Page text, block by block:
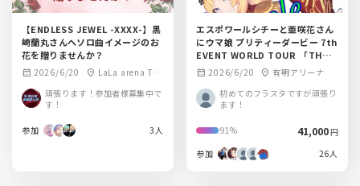
【ENDLESS JEWEL -XXXX-】黒
崎蘭丸さんへソロ曲イメージのお
花を贈りませんか？
calendar_month 2026/6/20 location_on LaLa arena TO
頑張ります！参加者様募集中で
す！
参加 3人
エスポワールシチーと亜咲花さん
にウマ娘 プリティーダービー 7th
EVENT WORLD TOUR 「THE S
TAGE」 in TOKYOにフラスタを
送りましょう！
calendar_month 2026/6/20 location_on 有明アリーナ
初めてのフラスタですが頑張り
ます！
91% 41,000円
参加
26人